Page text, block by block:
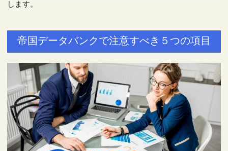
します。
帝国データバンクで注意すべき５つの項目